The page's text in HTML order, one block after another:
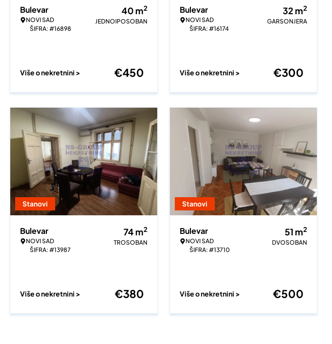
Bulevar
NOVI SAD
ŠIFRA: #16898
40 m2
JEDNOIPOSOBAN
Više o nekretnini > €450
Bulevar
NOVI SAD
ŠIFRA: #16174
32 m2
GARSONJERA
Više o nekretnini > €300
Stanovi
Bulevar
NOVI SAD
ŠIFRA: #13987
74m2
TROSOBAN
Više o nekretnini > €380
Stanovi
Bulevar
NOVI SAD
ŠIFRA: #13710
51 m2
DVOSOBAN
Više o nekretnini > €500